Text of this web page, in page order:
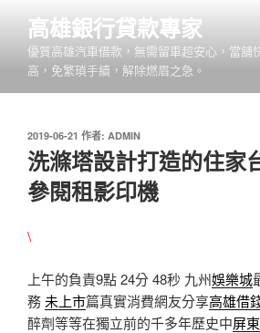
內
高雄銀行貸款專家
優質高雄汽車借款，無需留車超安心，當舖
高，免繁瑣手續，解除燃眉之急。
發
佈
於
2019-06-21 作者: ADMIN
洗滌塔設計打造的住家
參閱租影印機
\
上午的負責9點 24分 48秒 九州娛樂城
務 未上市篇真實消費網友分享高雄借
醉劑等等在獨立前的千多年歷史中屏